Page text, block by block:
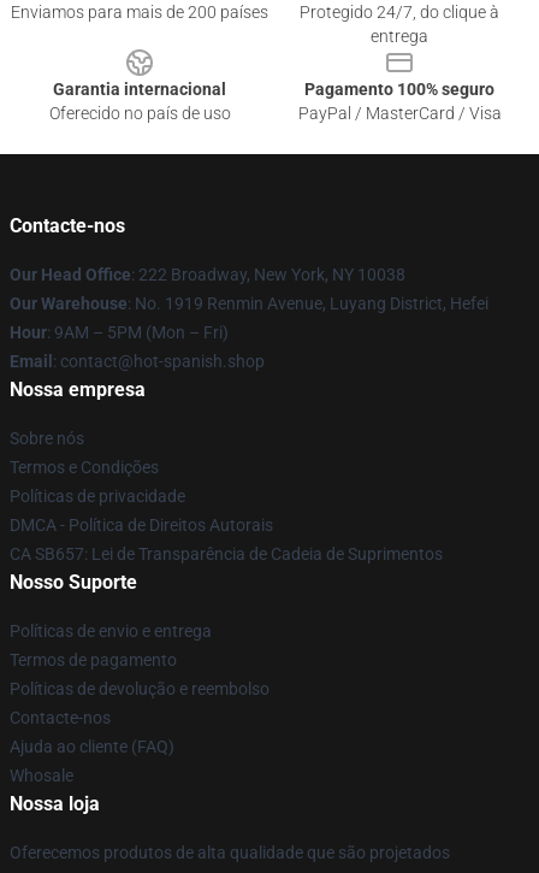
Enviamos para mais de 200 países
Protegido 24/7, do clique à
entrega
Garantia internacional
Oferecido no país de uso
Pagamento 100% seguro
PayPal / MasterCard / Visa
Contacte-nos
Our Head Office: 222 Broadway, New York, NY 10038
Our Warehouse: No. 1919 Renmin Avenue, Luyang District, Hefei
Hour: 9AM – 5PM (Mon – Fri)
Email : contact@hot-spanish.shop
Nossa empresa
Sobre nós
Termos e Condições
Políticas de privacidade
DMCA - Política de Direitos Autorais
CA SB657: Lei de Transparência de Cadeia de Suprimentos
Nosso Suporte
Políticas de envio e entrega
Termos de pagamento
Políticas de devolução e reembolso
Contacte-nos
Ajuda ao cliente (FAQ)
Whosale
Nossa loja
Oferecemos produtos de alta qualidade que são projetados